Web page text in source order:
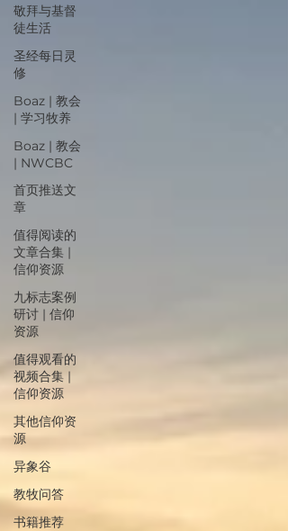
敬拜与基督
徒生活
圣经每日灵
修
Boaz | 教会
| 学习牧养
Boaz | 教会
| NWCBC
首页推送文
章
值得阅读的
文章合集 |
信仰资源
九标志案例
研讨 | 信仰
资源
值得观看的
视频合集 |
信仰资源
其他信仰资
源
异象谷
教牧问答
书籍推荐